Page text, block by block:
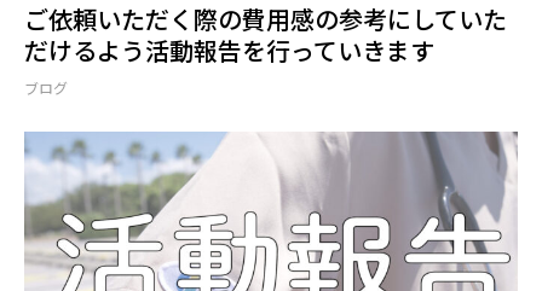
ご依頼いただく際の費用感の参考にしていた
だけるよう活動報告を行っていきます
ブログ